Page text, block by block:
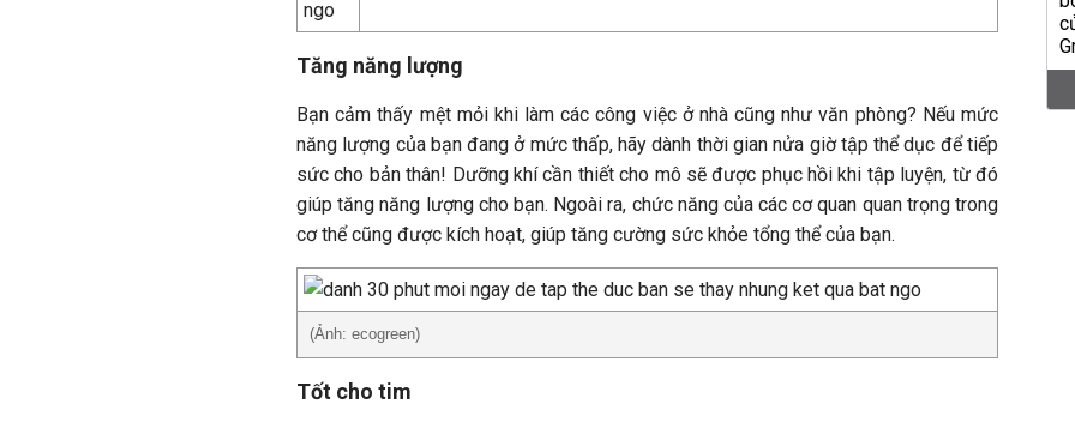
Tăng năng lượng
Bạn cảm thấy mệt mỏi khi làm các công việc ở nhà cũng như văn phòng? Nếu mức
năng lượng của bạn đang ở mức thấp, hãy dành thời gian nửa giờ tập thể dục để tiếp
sức cho bản thân! Dưỡng khí cần thiết cho mô sẽ được phục hồi khi tập luyện, từ đó
giúp tăng năng lượng cho bạn. Ngoài ra, chức năng của các cơ quan quan trọng trong
cơ thể cũng được kích hoạt, giúp tăng cường sức khỏe tổng thể của bạn.
(Ảnh: ecogreen)
Tốt cho tim